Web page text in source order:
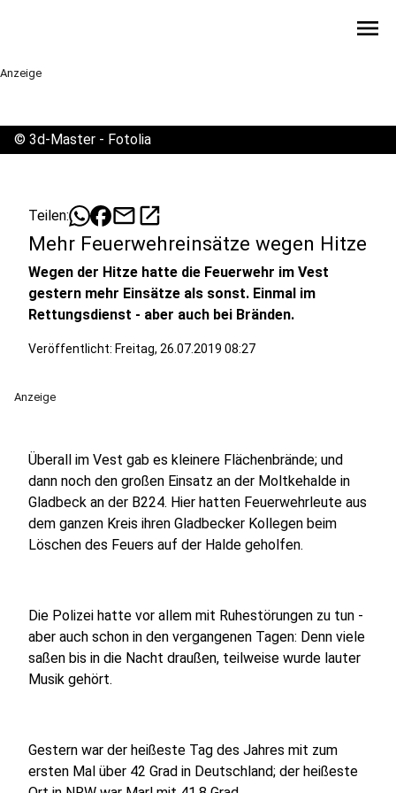
menu
Anzeige
© 3d-Master - Fotolia
Teilen: mailopen_in_new
Mehr Feuerwehreinsätze wegen Hitze
Wegen der Hitze hatte die Feuerwehr im Vest
gestern mehr Einsätze als sonst. Einmal im
Rettungsdienst - aber auch bei Bränden.
Veröffentlicht: Freitag, 26.07.2019 08:27
Anzeige
Überall im Vest gab es kleinere Flächenbrände; und
dann noch den großen Einsatz an der Moltkehalde in
Gladbeck an der B224. Hier hatten Feuerwehrleute aus
dem ganzen Kreis ihren Gladbecker Kollegen beim
Löschen des Feuers auf der Halde geholfen.
Die Polizei hatte vor allem mit Ruhestörungen zu tun -
aber auch schon in den vergangenen Tagen: Denn viele
saßen bis in die Nacht draußen, teilweise wurde lauter
Musik gehört.
Gestern war der heißeste Tag des Jahres mit zum
ersten Mal über 42 Grad in Deutschland; der heißeste